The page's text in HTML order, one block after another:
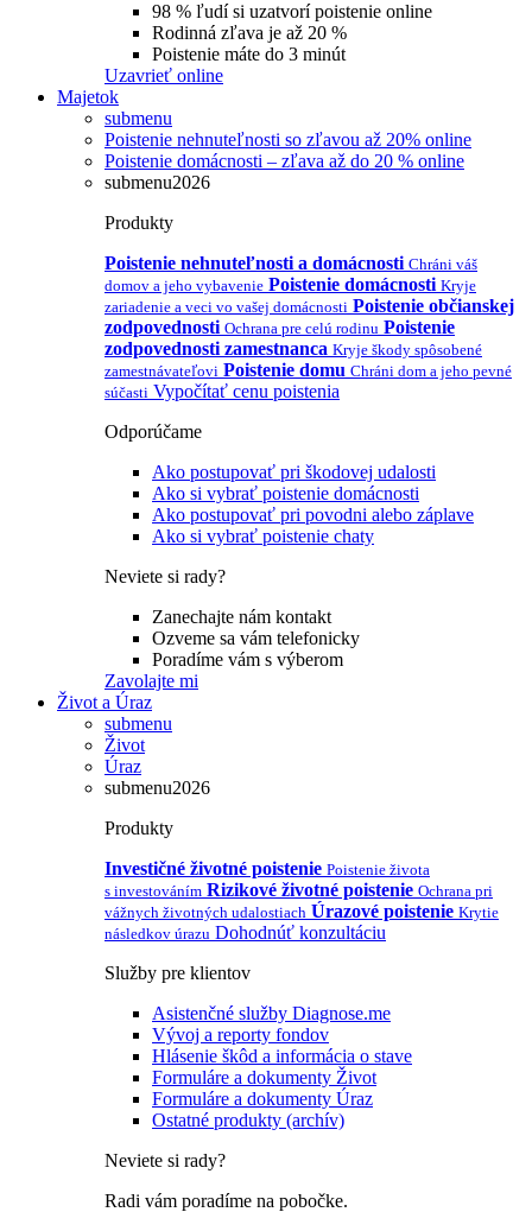
98 % ľudí si uzatvorí poistenie online
Rodinná zľava je až 20 %
Poistenie máte do 3 minút
Uzavrieť online
Majetok
submenu
Poistenie nehnuteľnosti so zľavou až 20% online
Poistenie domácnosti – zľava až do 20 % online
submenu2026
Produkty
Poistenie nehnuteľnosti a domácnosti Chráni váš
domov a jeho vybavenie Poistenie domácnosti Kryje
zariadenie a veci vo vašej domácnosti Poistenie občianskej
zodpovednosti Ochrana pre celú rodinu Poistenie
zodpovednosti zamestnanca Kryje škody spôsobené
zamestnávateľovi Poistenie domu Chráni dom a jeho pevné
súčasti Vypočítať cenu poistenia
Odporúčame
Ako postupovať pri škodovej udalosti
Ako si vybrať poistenie domácnosti
Ako postupovať pri povodni alebo záplave
Ako si vybrať poistenie chaty
Neviete si rady?
Zanechajte nám kontakt
Ozveme sa vám telefonicky
Poradíme vám s výberom
Zavolajte mi
Život a Úraz
submenu
Život
Úraz
submenu2026
Produkty
Investičné životné poistenie Poistenie života
s investováním Rizikové životné poistenie Ochrana pri
vážnych životných udalostiach Úrazové poistenie Krytie
následkov úrazu Dohodnúť konzultáciu
Služby pre klientov
Asistenčné služby Diagnose.me
Vývoj a reporty fondov
Hlásenie škôd a informácia o stave
Formuláre a dokumenty Život
Formuláre a dokumenty Úraz
Ostatné produkty (archív)
Neviete si rady?
Radi vám poradíme na pobočke.